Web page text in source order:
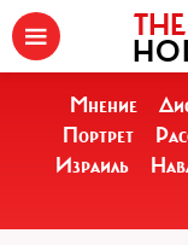
Мнение
Портрет
Израиль